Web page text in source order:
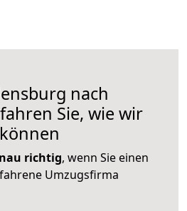
nach
Sie, wie wir
richtig, wenn Sie einen
Umzugsfirma